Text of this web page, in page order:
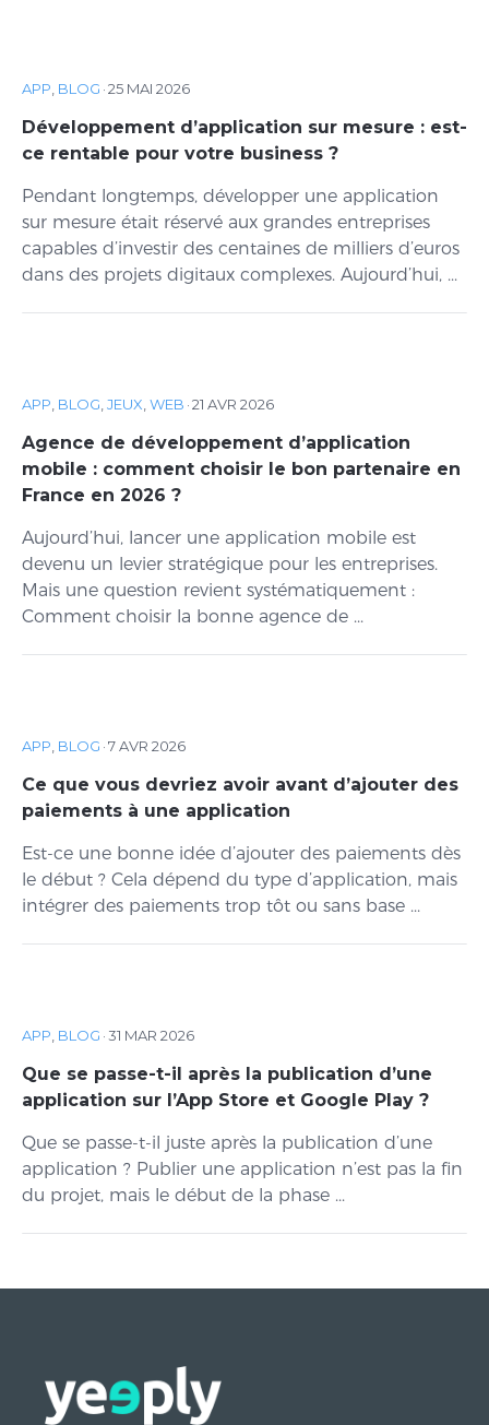
APP BLOG ·25 MAI 2026
Développement d’application sur mesure : est-
ce rentable pour votre business ?
Pendant longtemps, développer une application
sur mesure était réservé aux grandes entreprises
capables d’investir des centaines de milliers d’euros
dans des projets digitaux complexes. Aujourd’hui, ...
APP BLOG JEUX WEB ·21 AVR 2026
Agence de développement d’application
mobile : comment choisir le bon partenaire en
France en 2026 ?
Aujourd’hui, lancer une application mobile est
devenu un levier stratégique pour les entreprises.
Mais une question revient systématiquement :
Comment choisir la bonne agence de ...
APP BLOG ·7 AVR 2026
Ce que vous devriez avoir avant d’ajouter des
paiements à une application
Est-ce une bonne idée d’ajouter des paiements dès
le début ? Cela dépend du type d’application, mais
intégrer des paiements trop tôt ou sans base ...
APP BLOG ·31 MAR 2026
Que se passe-t-il après la publication d’une
application sur l’App Store et Google Play ?
Que se passe-t-il juste après la publication d’une
application ? Publier une application n’est pas la fin
du projet, mais le début de la phase ...